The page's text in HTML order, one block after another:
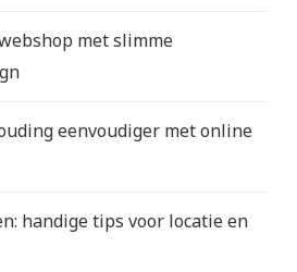
met slimme
eenvoudiger met online
handige tips voor locatie en